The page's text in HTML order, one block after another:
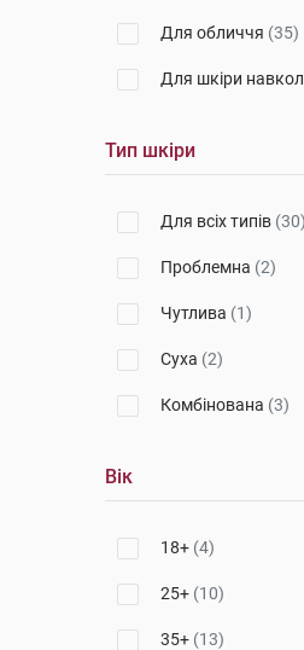
Для обличчя (35)
Для шкіри
Тип шкіри
Для всіх типів (30)
Проблемна (2)
Чутлива (1)
Суха (2)
Комбінована (3)
Вік
18+ (4)
25+ (10)
35+ (13)